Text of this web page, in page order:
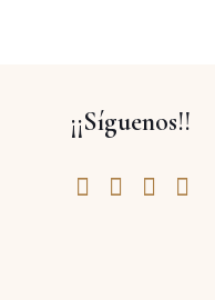
¡¡Síguenos!!